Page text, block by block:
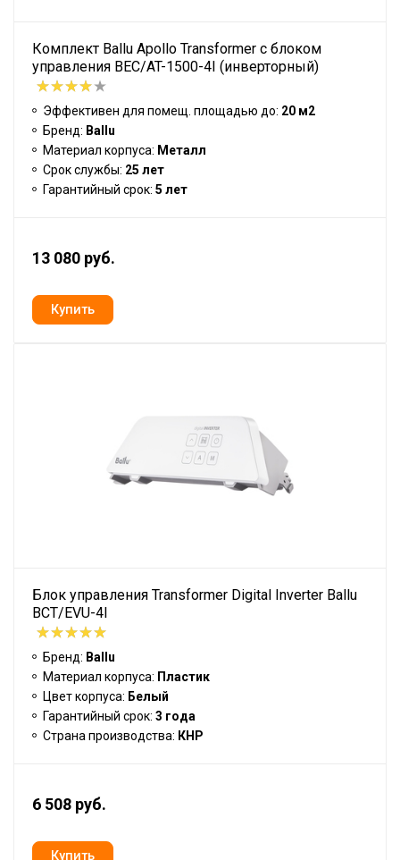
Комплект Ballu Apollo Transformer с блоком
управления BEC/AT-1500-4I (инверторный)
Эффективен для помещ. площадью до: 20 м2
Бренд: Ballu
Материал корпуса: Металл
Срок службы: 25 лет
Гарантийный срок: 5 лет
13 080 руб.
Блок управления Transformer Digital Inverter Ballu
BCT/EVU-4I
Бренд: Ballu
Материал корпуса: Пластик
Цвет корпуса: Белый
Гарантийный срок: 3 года
Страна производства: КНР
6 508 руб.